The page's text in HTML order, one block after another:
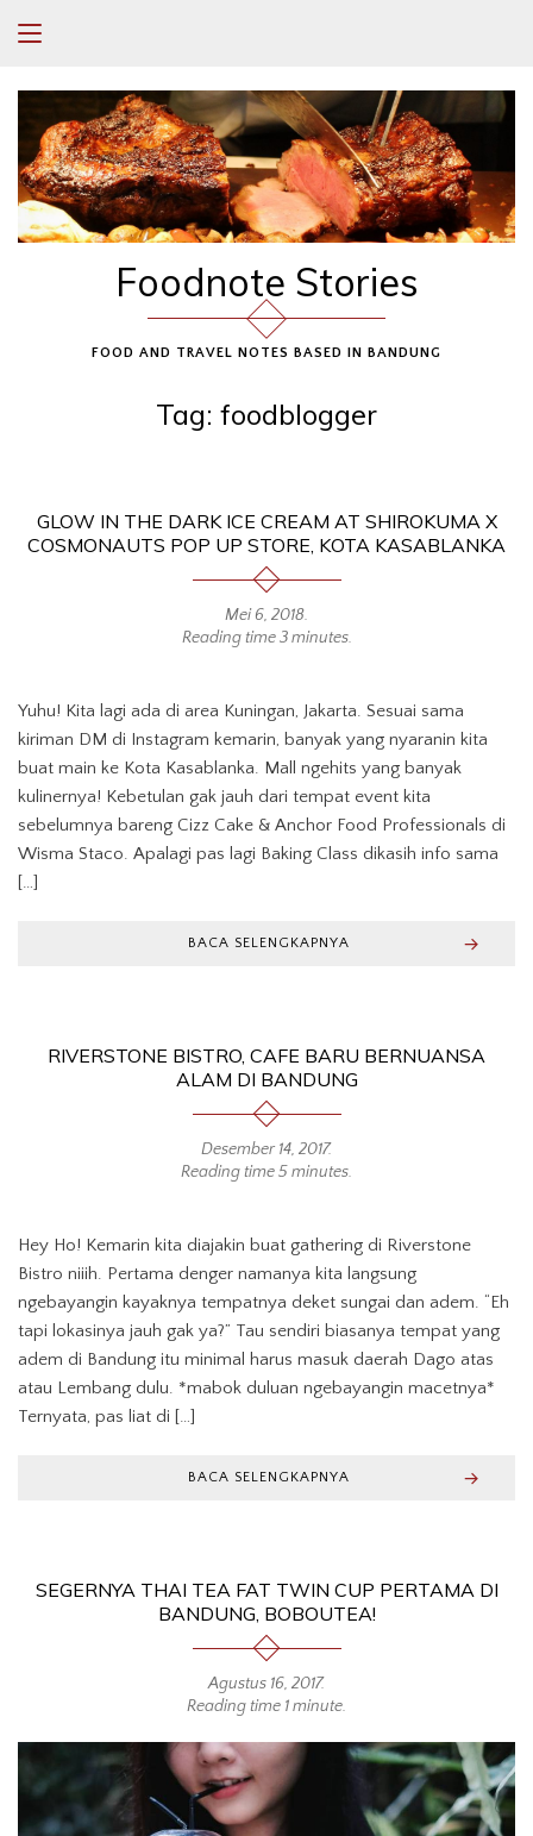
Foodnote Stories
FOOD AND TRAVEL NOTES BASED IN BANDUNG
Tag: foodblogger
GLOW IN THE DARK ICE CREAM AT SHIROKUMA X
COSMONAUTS POP UP STORE, KOTA KASABLANKA
Mei 6, 2018.
Reading time 3 minutes.
Yuhu! Kita lagi ada di area Kuningan, Jakarta. Sesuai sama
kiriman DM di Instagram kemarin, banyak yang nyaranin kita
buat main ke Kota Kasablanka. Mall ngehits yang banyak
kulinernya! Kebetulan gak jauh dari tempat event kita
sebelumnya bareng Cizz Cake & Anchor Food Professionals di
Wisma Staco. Apalagi pas lagi Baking Class dikasih info sama
[…]
BACA SELENGKAPNYA
RIVERSTONE BISTRO, CAFE BARU BERNUANSA
ALAM DI BANDUNG
Desember 14, 2017.
Reading time 5 minutes.
Hey Ho! Kemarin kita diajakin buat gathering di Riverstone
Bistro niiih. Pertama denger namanya kita langsung
ngebayangin kayaknya tempatnya deket sungai dan adem. “Eh
tapi lokasinya jauh gak ya?” Tau sendiri biasanya tempat yang
adem di Bandung itu minimal harus masuk daerah Dago atas
atau Lembang dulu. *mabok duluan ngebayangin macetnya*
Ternyata, pas liat di […]
BACA SELENGKAPNYA
SEGERNYA THAI TEA FAT TWIN CUP PERTAMA DI
BANDUNG, BOBOUTEA!
Agustus 16, 2017.
Reading time 1 minute.